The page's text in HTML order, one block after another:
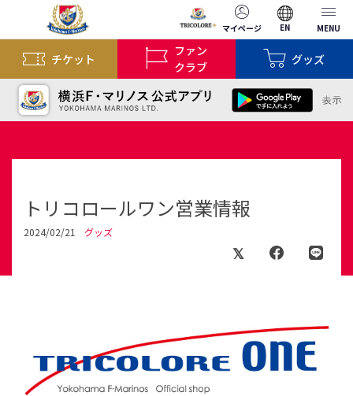
マイページ EN MENU
チケット
ファン
クラブ
グッズ
トリコロールワン営業情報
2024/02/21 グッズ